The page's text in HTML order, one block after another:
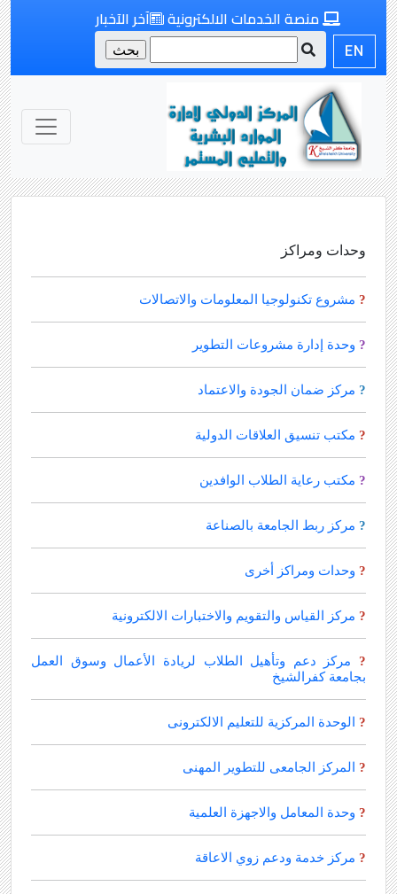
آخر الآخبار منصة الخدمات الالكترونية
EN
وحدات ومراكز
? مشروع تكنولوجيا المعلومات والاتصالات
? وحدة إدارة مشروعات التطوير
? مركز ضمان الجودة والاعتماد
? مكتب تنسيق العلاقات الدولية
? مكتب رعاية الطلاب الوافدين
? مركز ربط الجامعة بالصناعة
? وحدات ومراكز أخرى
? مركز القياس والتقويم والاختبارات الالكترونية
?
مركز دعم وتأهيل الطلاب لريادة الأعمال وسوق العمل
بجامعة كفرالشيخ
? الوحدة المركزية للتعليم الالكترونى
? المركز الجامعى للتطوير المهنى
? وحدة المعامل والاجهزة العلمية
? مركز خدمة ودعم زوي الاعاقة